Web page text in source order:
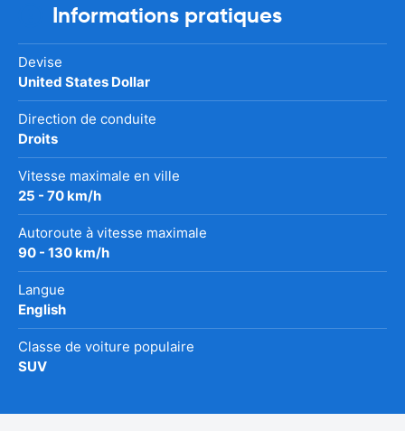
Informations pratiques
Devise
United States Dollar
Direction de conduite
Droits
Vitesse maximale en ville
25 - 70 km/h
Autoroute à vitesse maximale
90 - 130 km/h
Langue
English
Classe de voiture populaire
SUV